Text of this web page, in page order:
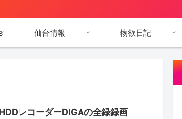
仙台情報 物欲日記
レコーダーDIGAの全録録画